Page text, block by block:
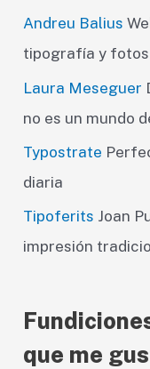
Andreu Balius
tipografía y fotos
Laura Meseguer
no es un mundo
Typostrate
diaria
Tipoferits Joan
impresión
que me